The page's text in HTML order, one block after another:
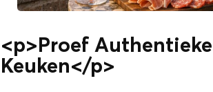
<p>Proef
Keuken</p>